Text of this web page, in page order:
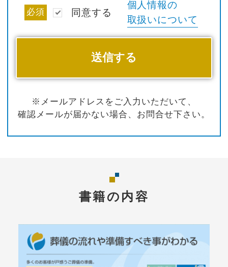
必須 同意する
個人情報の
取扱いについて
※メールアドレスをご入力いただいて、
確認メールが届かない場合、お問合せ下さい。
書籍の内容